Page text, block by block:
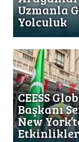
Uzmanla
Yolculuk
CEESS
Başkanı
New